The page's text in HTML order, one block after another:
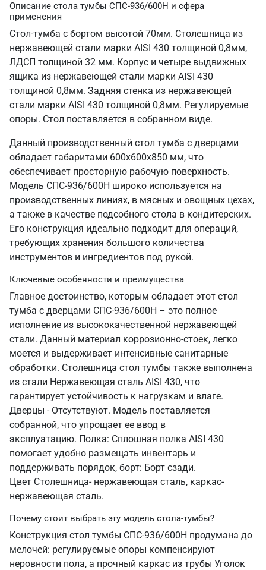
Описание стола тумбы СПС-936/600Н и сфера
применения
Стол-тумба с бортом высотой 70мм. Столешница из
нержавеющей стали марки AISI 430 толщиной 0,8мм,
ЛДСП толщиной 32 мм. Корпус и четыре выдвижных
ящика из нержавеющей стали марки AISI 430
толщиной 0,8мм. Задняя стенка из нержавеющей
стали марки AISI 430 толщиной 0,8мм. Регулируемые
опоры. Стол поставляется в собранном виде.
Данный производственный стол тумба с дверцами
обладает габаритами 600х600х850 мм, что
обеспечивает просторную рабочую поверхность.
Модель СПС-936/600Н широко используется на
производственных линиях, в мясных и овощных цехах,
а также в качестве подсобного стола в кондитерских.
Его конструкция идеально подходит для операций,
требующих хранения большого количества
инструментов и ингредиентов под рукой.
Ключевые особенности и преимущества
Главное достоинство, которым обладает этот стол
тумба с дверцами СПС-936/600Н – это полное
исполнение из высококачественной нержавеющей
стали. Данный материал коррозионно-стоек, легко
моется и выдерживает интенсивные санитарные
обработки. Столешница стол тумбы также выполнена
из стали Нержавеющая сталь AISI 430, что
гарантирует устойчивость к нагрузкам и влаге.
Дверцы - Отсутствуют. Модель поставляется
собранной, что упрощает ее ввод в
эксплуатацию. Полка: Сплошная полка AISI 430
помогает удобно размещать инвентарь и
поддерживать порядок, борт: Борт сзади.
Цвет Столешница- нержавеющая сталь, каркас-
нержавеющая сталь.
Почему стоит выбрать эту модель стола-тумбы?
Конструкция стол тумбы СПС-936/600Н продумана до
мелочей: регулируемые опоры компенсируют
неровности пола, а прочный каркас из трубы Уголок